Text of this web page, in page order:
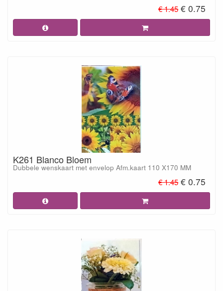
€ 1.45 € 0.75
K261 Blanco Bloem
Dubbele wenskaart met envelop Afm.kaart 110 X170 MM
€ 1.45 € 0.75